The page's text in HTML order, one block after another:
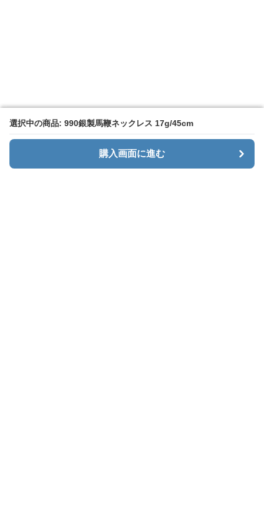
選択中の商品: 990銀製馬鞭ネックレス 17g/45cm
購入画面に進む
選択中の商品: 990銀製馬鞭ネックレス 17g/45cm
購入画面に進む